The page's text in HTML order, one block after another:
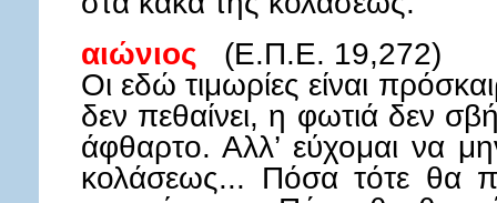
αιώνιος (Ε.Π.Ε. 19,272)
Οι εδώ τιμωρίες είναι
δεν πεθαίνει, η φωτιά δεν
άφθαρτο. Αλλ’ εύχομαι να
κολάσεως... Πόσα τότε θα